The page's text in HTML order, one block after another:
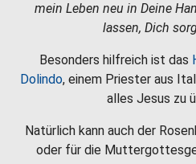
mein Leben neu in Deine
lassen, Dich
Besonders hilfreich ist das
Dolindo, einem Priester aus
alles Jesus zu
Natürlich kann auch der
oder für die